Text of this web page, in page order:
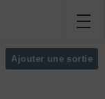
Ajouter une sortie